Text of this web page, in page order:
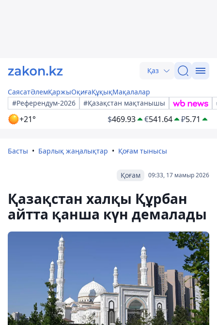
Қаз
СаясатӘлемҚаржыОқиғаҚұқықМақалалар
#Референдум-2026
#Қазақстан мақтанышы
+21° $469.93 €541.64 ₽5.71
Басты Барлық жаңалықтар Қоғам тынысы
09:33, 17 мамыр 2026
Қоғам
Қазақстан халқы Құрбан
айтта қанша күн демалады